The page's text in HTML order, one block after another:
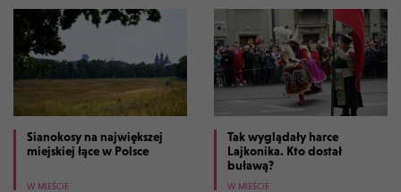
Sianokosy na największej
miejskiej łące w Polsce
W MIEŚCIE
Tak wyglądały harce
Lajkonika. Kto dostał
buławą?
W MIEŚCIE